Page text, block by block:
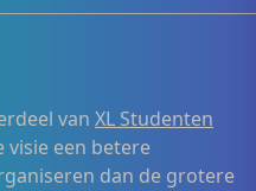
van XL Studenten
visie een betere
dan de grotere